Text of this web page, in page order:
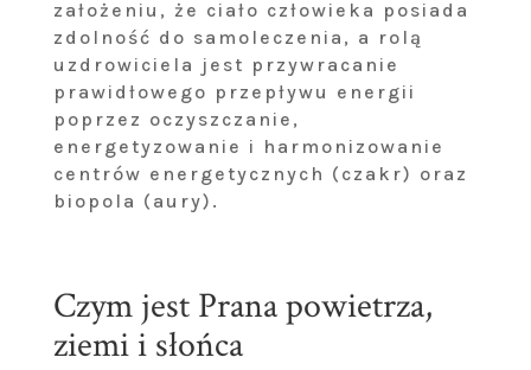
założeniu, że ciało człowieka posiada
zdolność do samoleczenia, a rolą
uzdrowiciela jest przywracanie
prawidłowego przepływu energii
poprzez oczyszczanie,
energetyzowanie i harmonizowanie
centrów energetycznych (czakr) oraz
biopola (aury).
Czym jest Prana powietrza,
ziemi i słońca